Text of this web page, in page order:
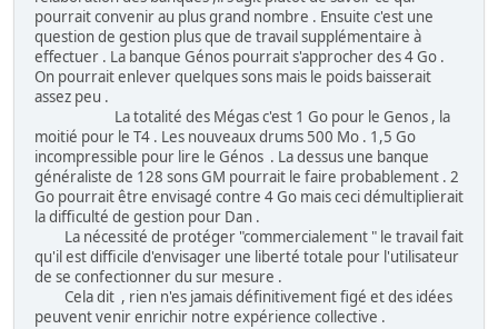
pourrait convenir au plus grand nombre . Ensuite c'est une
question de gestion plus que de travail supplémentaire à
effectuer . La banque Génos pourrait s'approcher des 4 Go .
On pourrait enlever quelques sons mais le poids baisserait
assez peu .
La totalité des Mégas c'est 1 Go pour le Genos , la
moitié pour le T4 . Les nouveaux drums 500 Mo . 1,5 Go
incompressible pour lire le Génos . La dessus une banque
généraliste de 128 sons GM pourrait le faire probablement . 2
Go pourrait être envisagé contre 4 Go mais ceci démultiplierait
la difficulté de gestion pour Dan .
La nécessité de protéger "commercialement " le travail fait
qu'il est difficile d'envisager une liberté totale pour l'utilisateur
de se confectionner du sur mesure .
Cela dit , rien n'es jamais définitivement figé et des idées
peuvent venir enrichir notre expérience collective .